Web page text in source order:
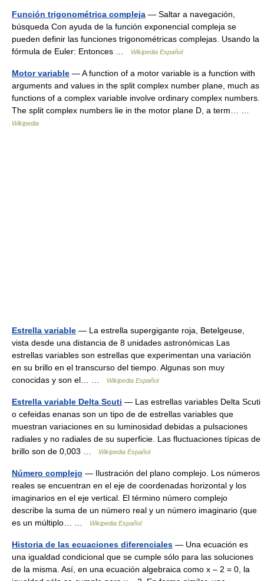
Función trigonométrica compleja — Saltar a navegación,
búsqueda Con ayuda de la función exponencial compleja se
pueden definir las funciones trigonométricas complejas. Usando la
fórmula de Euler: Entonces …
Wikipedia Español
Motor variable — A function of a motor variable is a function with
arguments and values in the split complex number plane, much as
functions of a complex variable involve ordinary complex numbers.
The split complex numbers lie in the motor plane D, a term… …
Wikipedia
Estrella variable — La estrella supergigante roja, Betelgeuse,
vista desde una distancia de 8 unidades astronómicas Las
estrellas variables son estrellas que experimentan una variación
en su brillo en el transcurso del tiempo. Algunas son muy
conocidas y son el… …
Wikipedia Español
Estrella variable Delta Scuti — Las estrellas variables Delta Scuti
o cefeidas enanas son un tipo de de estrellas variables que
muestran variaciones en su luminosidad debidas a pulsaciones
radiales y no radiales de su superficie. Las fluctuaciones típicas de
brillo son de 0,003 …
Wikipedia Español
Número complejo — Ilustración del plano complejo. Los números
reales se encuentran en el eje de coordenadas horizontal y los
imaginarios en el eje vertical. El término número complejo
describe la suma de un número real y un número imaginario (que
es un múltiplo… …
Wikipedia Español
Historia de las ecuaciones diferenciales — Una ecuación es
una igualdad condicional que se cumple sólo para las soluciones
de la misma. Así, en una ecuación algebraica como x – 2 = 0, la